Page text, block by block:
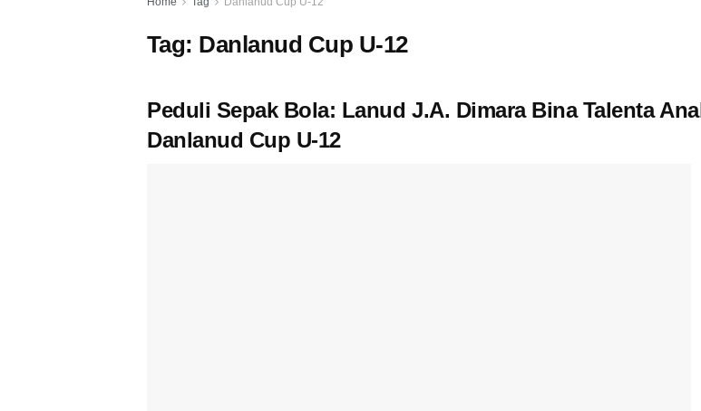
Tag: Danlanud Cup U-12
Peduli Sepak Bola: Lanud J.A. Dimara Bina Talenta
Danlanud Cup U-12